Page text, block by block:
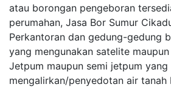
atau borongan pengeboran
perumahan, Jasa Bor Sumur
Perkantoran dan gedung-gedung
yang mengunakan satelite
Jetpum maupun semi jetpum
mengalirkan/penyedotan air tanah